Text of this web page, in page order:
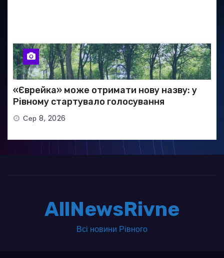
«Єврейка» може отримати нову назву: у
Рівному стартувало голосування
Сер 8, 2026
AllNewsRivne
Всі новини Рівного